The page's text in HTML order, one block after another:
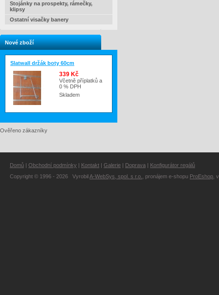
Stojánky na prospekty, rámečky,
klipsy
Ostatní visačky banery
Nové zboží
Slatwall držák boty 60cm
339 Kč
Včetně příplatků a
0 % DPH
Skladem
Ověřeno zákazníky
Domů | Obchodní podmínky | Kontakt | Galerie | Doprava | Konfigurátor regálů
Copyright © 1996 - 2026 VyrobilA-WebSys, spol. s r.o. , pronájem e-shopu ProEshop ,